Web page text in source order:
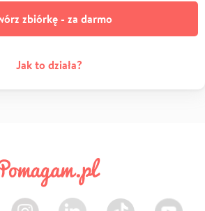
zbiórkę - za darmo
Jak to działa?
Instagram LinkedIn TikTok Youtube